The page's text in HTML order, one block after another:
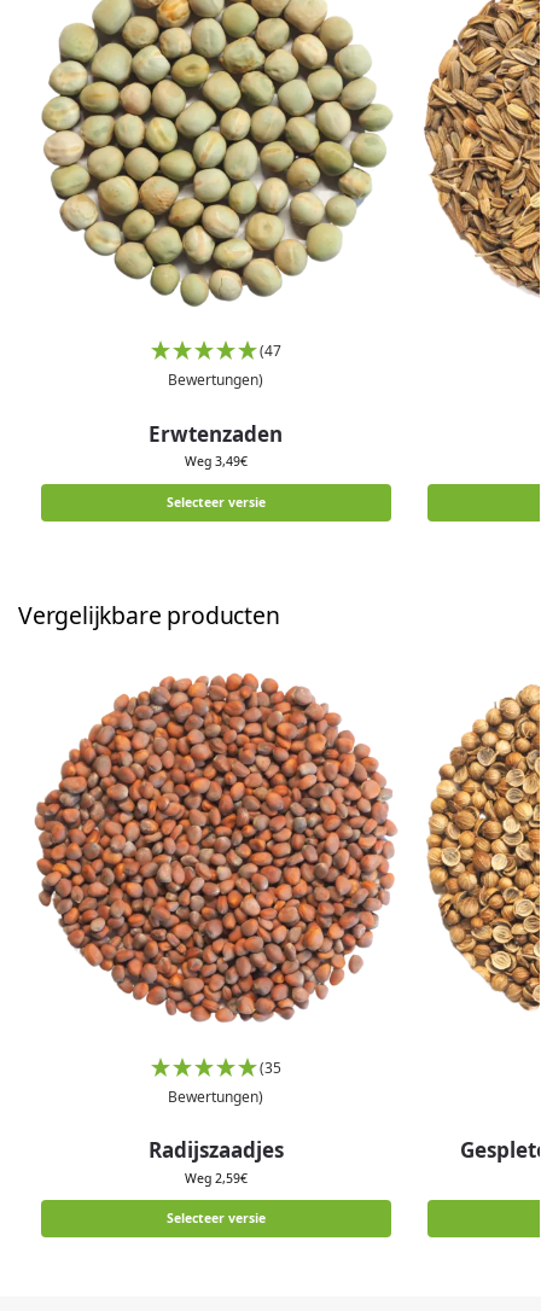
(47
Bewertungen)
Erwtenzaden
Weg 3,49€
Selecteer versie
Vergelijkbare producten
(35
Bewertungen)
Radijszaadjes
Weg 2,59€
Selecteer versie